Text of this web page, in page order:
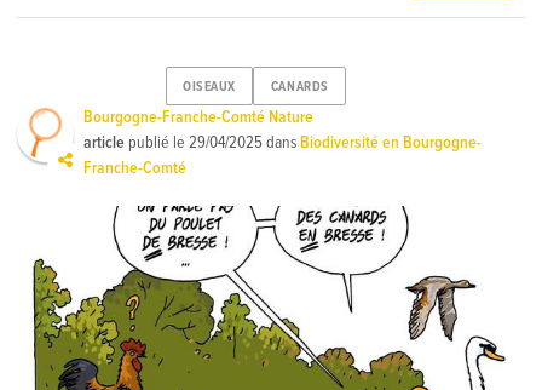
OISEAUX CANARDS
Bourgogne-Franche-Comté Nature
article publié le29/04/2025dansBiodiversité en Bourgogne-
Franche-Comté